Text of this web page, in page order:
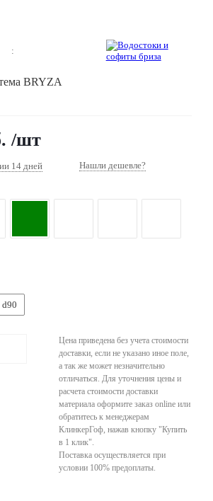
:
BRYZA
/шт
14 дней Нашли дешевле?
d90
Цена приведена без учета стоимости
доставки, если не указано иное поле,
а так же может незначительно
отличаться. Для уточнения цены и
расчета стоимости доставки
материала оформите заказ online или
обратитесь к менеджерам
КлинкерГоф, нажав кнопку "Купить
в 1 клик".
Поставка осуществляется при
условии 100% предоплаты.